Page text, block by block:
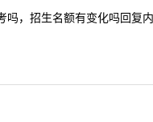
，招生名额有变化吗回复